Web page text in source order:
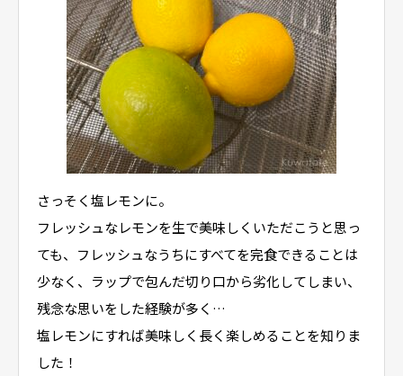
さっそく塩レモンに。
フレッシュなレモンを生で美味しくいただこうと思っ
ても、フレッシュなうちにすべてを完食できることは
少なく、ラップで包んだ切り口から劣化してしまい、
残念な思いをした経験が多く…
塩レモンにすれば美味しく長く楽しめることを知りま
した！